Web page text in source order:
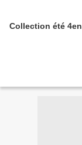
Collection été